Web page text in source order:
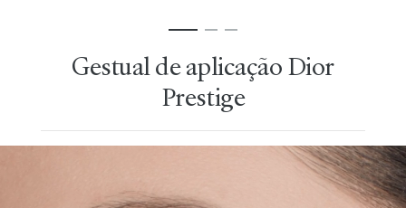
Gestual de aplicação Dior
Prestige